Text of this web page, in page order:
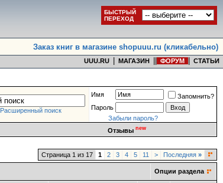
БЫСТРЫЙ
ПЕРЕХОД
Заказ книг в магазине shopuuu.ru (кликабельно)
UUU.RU МАГАЗИН ФОРУМ СТАТЬИ
Расширенный поиск
Имя
Запомнить?
Пароль
Забыли пароль?
Отзывы new
Страница 1 из 17 1 2 3 4 5 11 > Последняя »
Опции раздела